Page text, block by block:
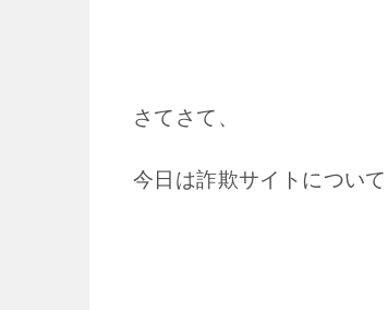
さてさて、
今日は詐欺サイトについて